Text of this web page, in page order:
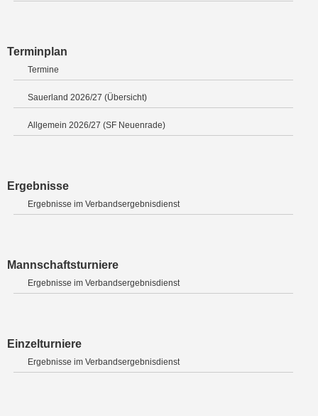
Terminplan
Termine
Sauerland 2026/27 (Übersicht)
Allgemein 2026/27 (SF Neuenrade)
Ergebnisse
Ergebnisse im Verbandsergebnisdienst
Mannschaftsturniere
Ergebnisse im Verbandsergebnisdienst
Einzelturniere
Ergebnisse im Verbandsergebnisdienst